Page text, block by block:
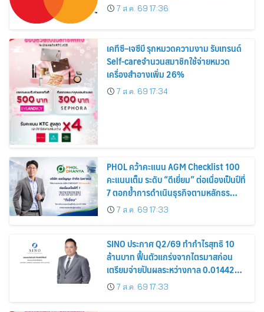
7 ส.ค. 69 17:36
เคทีซี–เจซีบี รุกหมวดความงาม รับเทรนด์
Self-careจำนวนสมาชิกใช้จ่ายหมวด
เครื่องสำอางเพิ่ม 26%
7 ส.ค. 69 17:34
PHOL คว้าคะแนน AGM Checklist 100
คะแนนเต็ม ระดับ “ดีเยี่ยม” ต่อเนื่องเป็นปีที่
7 ตอกย้ำการดำเนินธุรกิจตามหลักธร
รมาภิบาล โปร่งใส สร้างความเชื่อมั่นผู้ถือ
หุ้น
7 ส.ค. 69 17:33
SINO ประกาศ Q2/69 ทำกำไรสุทธิ 10
ล้านบาท ฟื้นตัวแกร่งจากไตรมาสก่อน
เตรียมจ่ายปันผลระหว่างกาล 0.014423
บาทต่อหุ้น ครึ่งปีหลังมุ่งเติบโตต่อเนื่อง
7 ส.ค. 69 17:33